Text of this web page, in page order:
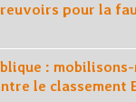
pour la
: mobilisons-
le classement